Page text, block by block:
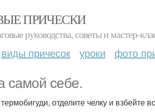
ПРИЧЕСКИ
руководства, советы и мастер-
виды причесок уроки фото
самой себе.
отделите челку и взбейте